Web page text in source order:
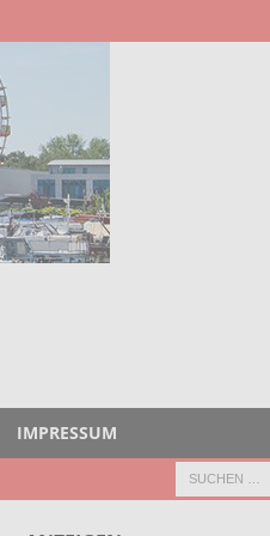
IMPRESSUM